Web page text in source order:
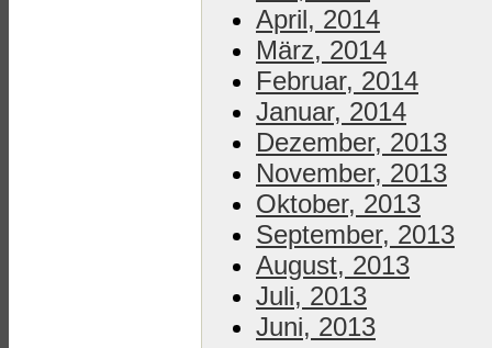
April, 2014
März, 2014
Februar, 2014
Januar, 2014
Dezember, 2013
November, 2013
Oktober, 2013
September, 2013
August, 2013
Juli, 2013
Juni, 2013